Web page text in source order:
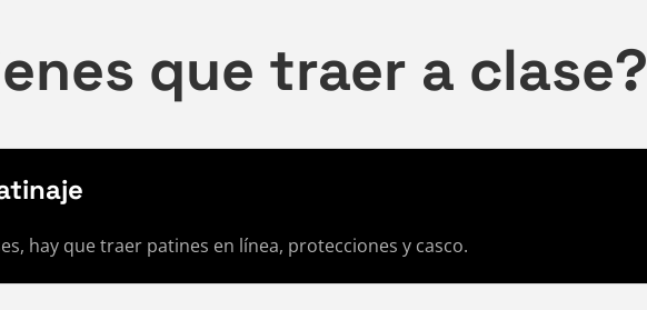
que traer a clase?
hay que traer patines en línea, protecciones y casco.